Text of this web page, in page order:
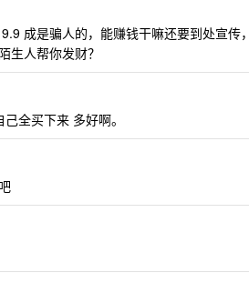
成是骗人的，能赚钱干嘛还要到处宣传
生人帮你发财？
全买下来 多好啊。